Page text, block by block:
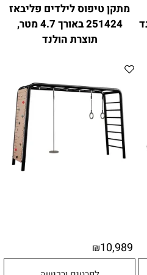
מתקן טיפוס לילדים פליבאז
251424 באורך 4.7 מטר,
תוצרת הולנד
₪10,989